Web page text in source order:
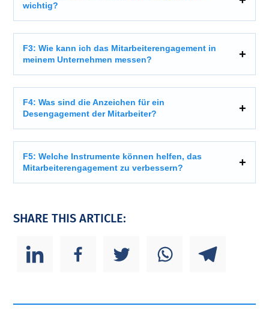
wichtig?
F3: Wie kann ich das Mitarbeiterengagement in
meinem Unternehmen messen?
F4: Was sind die Anzeichen für ein
Desengagement der Mitarbeiter?
F5: Welche Instrumente können helfen, das
Mitarbeiterengagement zu verbessern?
SHARE THIS ARTICLE: